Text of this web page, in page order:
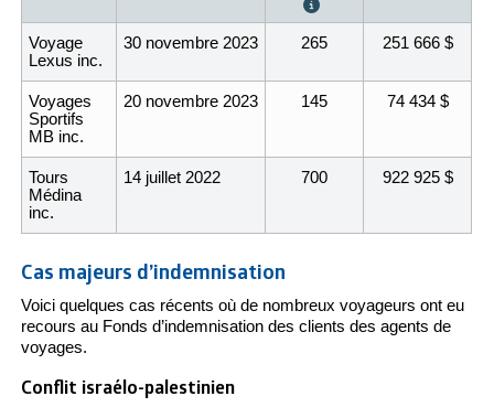
Voyage
Lexus inc.
30 novembre 2023 265 251 666$
Voyages
Sportifs
MB inc.
20 novembre 2023 145 74 434$
Tours
Médina
inc.
14 juillet 2022 700 922 925$
Cas majeurs d’indemnisation
Voici quelques cas récents où de nombreux voyageurs ont eu
recours au Fonds d’indemnisation des clients des agents de
voyages.
Conflit israélo-palestinien